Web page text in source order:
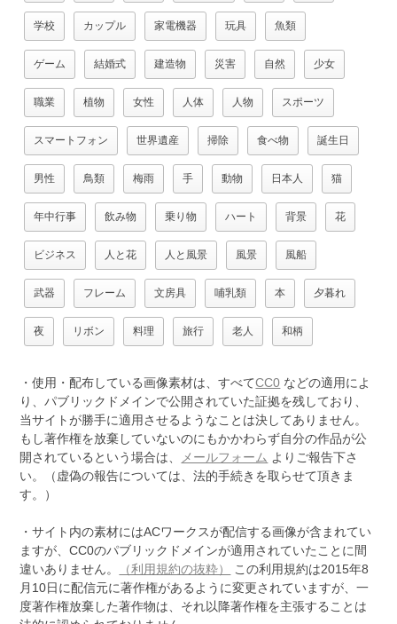
学校 カップル 家電機器 玩具 魚類
ゲーム 結婚式 建造物 災害 自然 少女
職業 植物 女性 人体 人物 スポーツ
スマートフォン 世界遺産 掃除 食べ物 誕生日
男性 鳥類 梅雨 手 動物 日本人 猫
年中行事 飲み物 乗り物 ハート 背景 花
ビジネス 人と花 人と風景 風景 風船
武器 フレーム 文房具 哺乳類 本 夕暮れ
夜 リボン 料理 旅行 老人 和柄
・使用・配布している画像素材は、すべてCC0 などの適用によ
り、パブリックドメインで公開されていた証拠を残しており、
当サイトが勝手に適用させるようなことは決してありません。
もし著作権を放棄していないのにもかかわらず自分の作品が公
開されているという場合は、
メールフォーム よりご報告下さ
い。（虚偽の報告については、法的手続きを取らせて頂きま
す。）
・サイト内の素材にはACワークスが配信する画像が含まれてい
ますが、CC0のパブリックドメインが適用されていたことに間
違いありません。
（利用規約の抜粋）
この利用規約は2015年8
月10日に配信元に著作権があるように変更されていますが、一
度著作権放棄した著作物は、それ以降著作権を主張することは